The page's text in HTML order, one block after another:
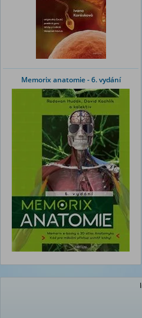
Memorix anatomie - 6. vydání